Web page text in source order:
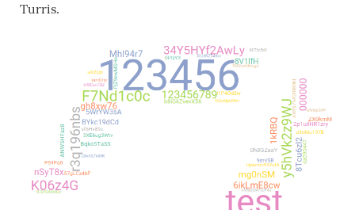
Turris.